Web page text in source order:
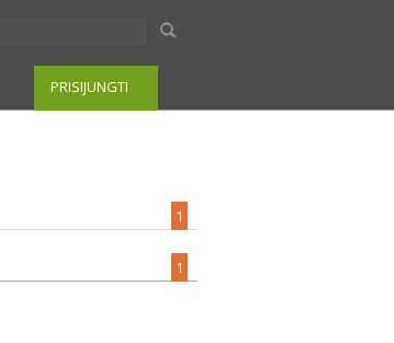
PRISIJUNGTI
1
1